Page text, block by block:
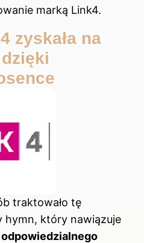
marką Link4.
zyskała na
traktowało tę
hymn, który nawiązuje